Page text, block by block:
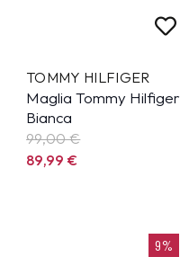
TOMMY HILFIGER
Maglia Tommy Hilfiger
Bianca
99,00 €
89,99€
9%